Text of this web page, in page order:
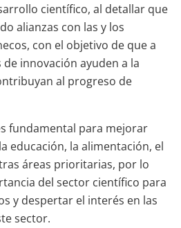
científico, al detallar que
alianzas con las y los
con el objetivo de que a
innovación ayuden a la
al progreso de
fundamental para mejorar
educación, la alimentación, el
áreas prioritarias, por lo
del sector científico para
y despertar el interés en las
sector.